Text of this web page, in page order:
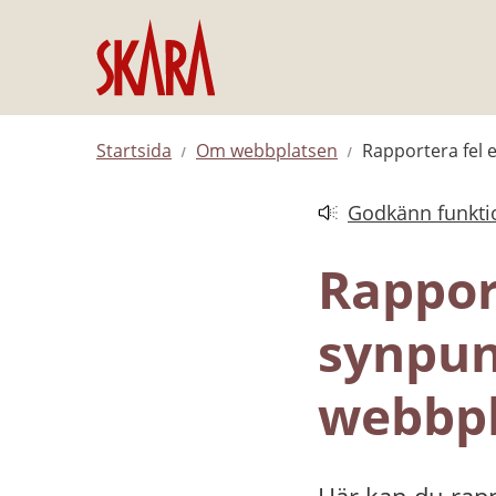
Hoppa till innehåll
Startsida Om webbplatsen Rapportera fel
Godkänn
Länk till annan